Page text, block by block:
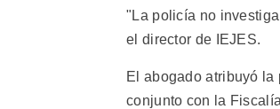
"La policía no
el director de IEJES.
El abogado atribuyó
conjunto con la